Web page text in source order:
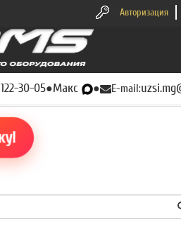
Авторизация
30-05●Макс ● E-mail: